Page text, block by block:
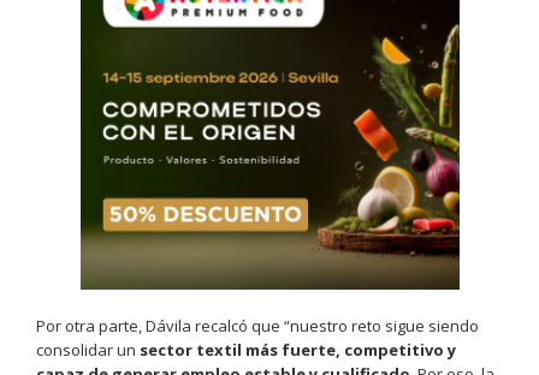
Por otra parte, Dávila recalcó que “nuestro reto sigue siendo
consolidar un sector textil más fuerte, competitivo y